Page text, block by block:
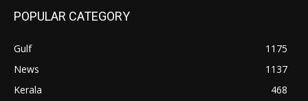
POPULAR CATEGORY
Gulf
1175
News
1137
Kerala
468